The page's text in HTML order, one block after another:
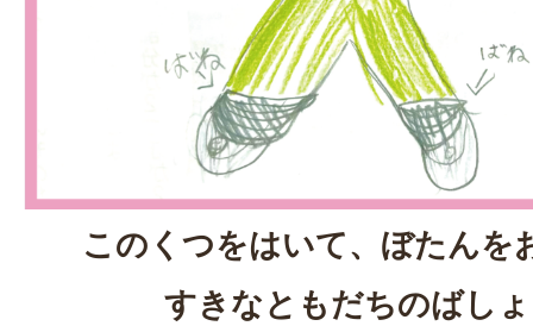
このくつをはいて、ぼたんを
すきなともだちのばし